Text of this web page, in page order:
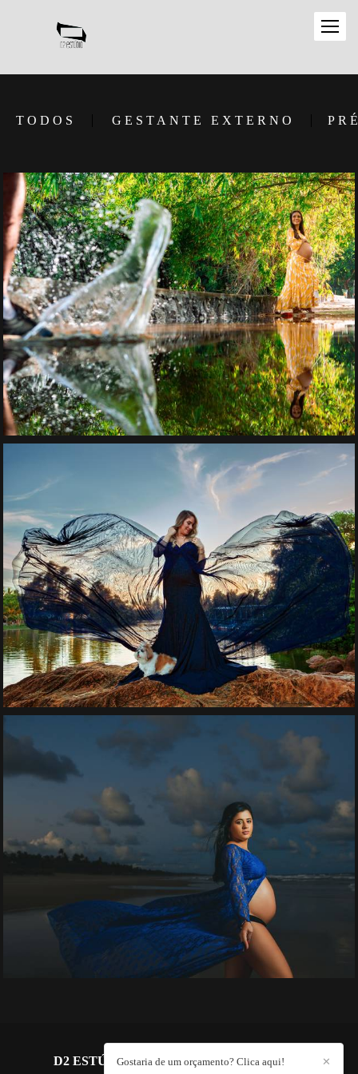
TODOS GESTANTE EXTERNO
D2 ESTÚDIO FOTOGRÁFICO/CONTATO ✕
Gostaria de um orçamento? Clica aqui!